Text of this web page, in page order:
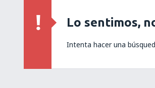
Lo sentimos,
Intenta hacer una